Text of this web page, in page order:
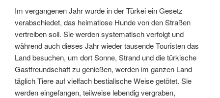
Im vergangenen Jahr wurde in der Türkei ein Gesetz
verabschiedet, das heimatlose Hunde von den Straßen
vertreiben soll. Sie werden systematisch verfolgt und
während auch dieses Jahr wieder tausende Touristen das
Land besuchen, um dort Sonne, Strand und die türkische
Gastfreundschaft zu genießen, werden im ganzen Land
täglich Tiere auf vielfach bestialische Weise getötet. Sie
werden eingefangen, teilweise lebendig vergraben,